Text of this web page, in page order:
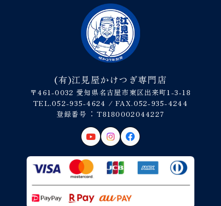
(有)江見屋かけつぎ専門店
〒461-0032 愛知県名古屋市東区出来町1-3-18
TEL.052-935-4624 / FAX.052-935-4244
登録番号︓ T8180002044227